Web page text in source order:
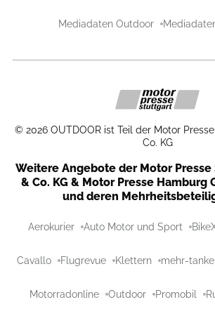
Mediadaten Outdoor
© 2026 OUTDOOR ist Teil der Motor
Co. KG
Weitere Angebote der Motor Presse
& Co. KG & Motor Presse Hamburg
und deren
Aerokurier Auto Motor und Sport
Cavallo Flugrevue Klettern mehr-
Motorradonline Outdoor Promobil